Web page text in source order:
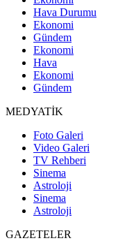
Hava Durumu
Ekonomi
Gündem
Ekonomi
Hava
Ekonomi
Gündem
MEDYATİK
Foto Galeri
Video Galeri
TV Rehberi
Sinema
Astroloji
Sinema
Astroloji
GAZETELER